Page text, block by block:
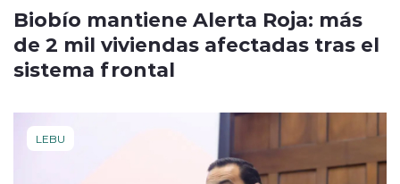
Biobío mantiene Alerta Roja: más
de 2 mil viviendas afectadas tras el
sistema frontal
LEBU